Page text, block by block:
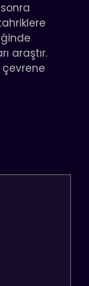
araştır.
çevrene